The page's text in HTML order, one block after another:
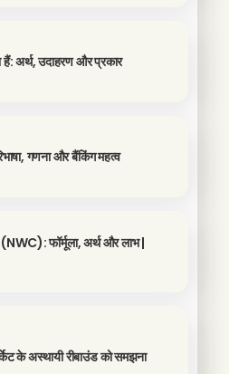
हैं: अर्थ, उदाहरण और प्रकार
गणना और बैंकिंग महत्व
फॉर्मूला, अर्थ और लाभ |
के अस्थायी रीबाउंड को समझना